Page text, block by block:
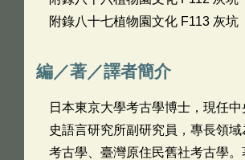
附錄八十七植物園文化 F113 灰坑
編／著／譯者簡介
日本東京大學考古學博士，現任
史語言研究所副研究員，專長領
考古學、臺灣原住民舊社考古學